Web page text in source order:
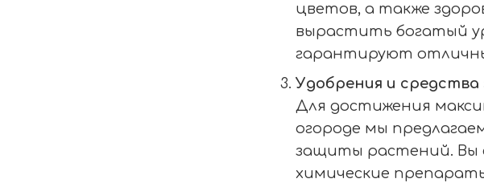
цветов, а также
вырастить богатый
гарантируют
Удобрения и
Для достижения
огороде мы
защиты растений. Вы
химические